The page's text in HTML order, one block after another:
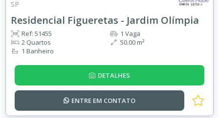
SP
Residencial Figueretas - Jardim Olímpia
Ref: 51455
2 Quartos
1 Banheiro
1 Vaga
50.00 m²
DETALHES
ENTRE EM CONTATO